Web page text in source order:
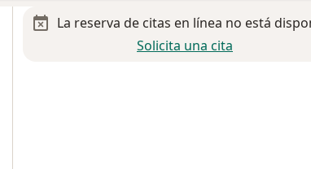
La reserva de citas en línea no está
Solicita una cita